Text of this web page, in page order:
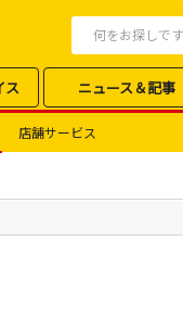
ス ニュース＆記事
店舗サービス